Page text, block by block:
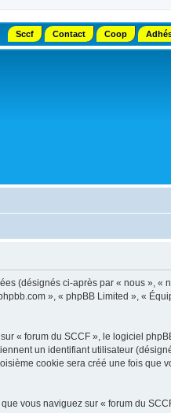
Sccf Contact Coop
(désignés ci-après par « nous »,
», « phpBB Limited », «
« forum du SCCF », le logiciel
un identifiant utilisateur
cookie sera créé une fois que
vous naviguez sur « forum du